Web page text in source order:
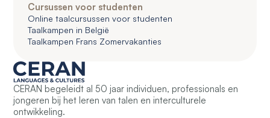
Cursussen voor studenten
Online taalcursussen voor studenten
Taalkampen in België
Taalkampen Frans Zomervakanties
CERAN begeleidt al 50 jaar individuen, professionals en
jongeren bij het leren van talen en interculturele
ontwikkeling.